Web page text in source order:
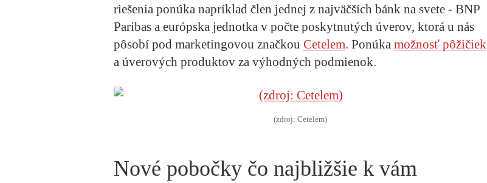
riešenia ponúka napríklad člen jednej z najväčších bánk na svete - BNP
Paribas a európska jednotka v počte poskytnutých úverov, ktorá u nás
pôsobí pod marketingovou značkou Cetelem. Ponúka možnosť pôžičiek
a úverových produktov za výhodných podmienok.
(zdroj: Cetelem)
Nové pobočky čo najbližšie k vám